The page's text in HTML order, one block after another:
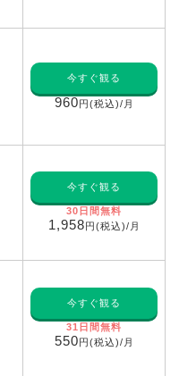
今すぐ観る
960円(税込)/月
今すぐ観る
30日間無料
1,958円(税込)/月
今すぐ観る
31日間無料
550円(税込)/月